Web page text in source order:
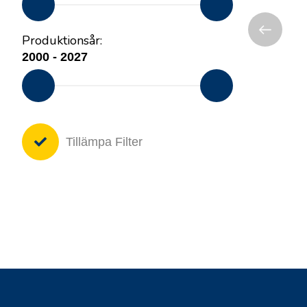
Produktionsår:
Tillämpa Filter